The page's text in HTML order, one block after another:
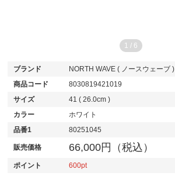
1 / 6
ブランド
NORTH WAVE ( ノースウェーブ )
商品コード
8030819421019
サイズ
41 ( 26.0cm )
カラー
ホワイト
品番1
80251045
販売価格 66,000円（税込）
ポイント 600